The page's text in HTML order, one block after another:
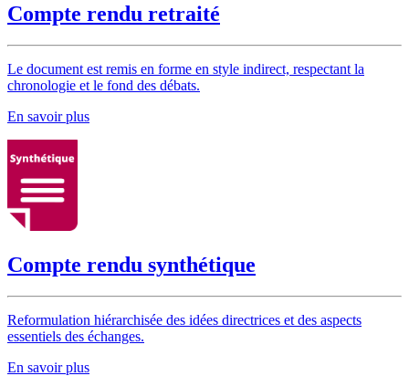
Compte rendu retraité
Le document est remis en forme en style indirect, respectant la
chronologie et le fond des débats.
En savoir plus
Compte rendu synthétique
Reformulation hiérarchisée des idées directrices et des aspects
essentiels des échanges.
En savoir plus